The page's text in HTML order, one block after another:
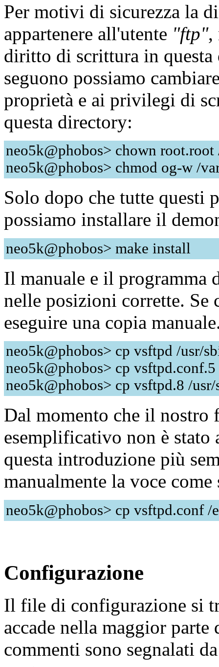
Per motivi di sicurezza la
appartenere all'utente "ftp",
diritto di scrittura in questa
seguono possiamo
proprietà e ai privilegi di
questa directory:
neo5k@phobos> chown
neo5k@phobos> chmod og-w /
Solo dopo che tutte questi
possiamo installare il
neo5k@phobos> make install
Il manuale e il programma
nelle posizioni corrette. Se
eseguire una copia
neo5k@phobos> cp vsftpd /usr/
neo5k@phobos> cp
neo5k@phobos> cp vsftpd.8 /usr/
Dal momento che il
esemplificativo non è stato
questa introduzione più
manualmente la voce come
neo5k@phobos> cp vsftpd.conf /
Configurazione
Il file di configurazione si
accade nella maggior
commenti sono segnalati